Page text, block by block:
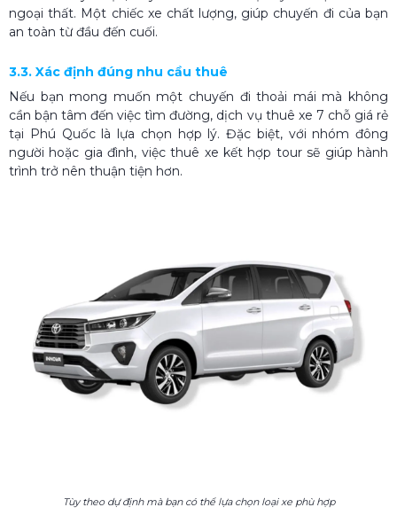
ngoại thất. Một chiếc xe chất lượng, giúp chuyến đi của bạn
an toàn từ đầu đến cuối.
3.3. Xác định đúng nhu cầu thuê
Nếu bạn mong muốn một chuyến đi thoải mái mà không
cần bận tâm đến việc tìm đường, dịch vụ thuê xe 7 chỗ giá rẻ
tại Phú Quốc là lựa chọn hợp lý. Đặc biệt, với nhóm đông
người hoặc gia đình, việc thuê xe kết hợp tour sẽ giúp hành
trình trở nên thuận tiện hơn.
Tùy theo dự định mà bạn có thể lựa chọn loại xe phù hợp